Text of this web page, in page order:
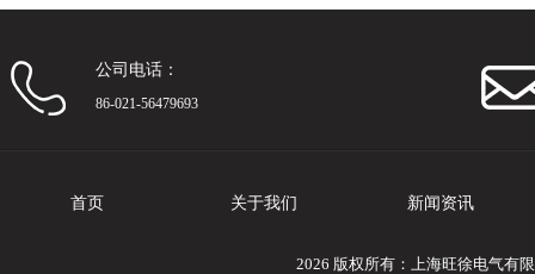
公司电话：
86-021-56479693
首页 关于我们 新闻资讯
2026 版权所有：上海旺徐电气有